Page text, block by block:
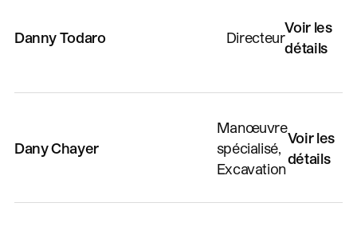
Danny Todaro Directeur
Voir les
détails
Dany Chayer
Manœuvre
spécialisé,
Excavation
Voir les
détails